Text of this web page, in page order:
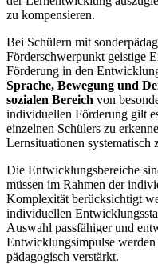
zu kompensieren.
Bei Schülern mit
Förderschwerpunkt geistige
Förderung in den
Sprache, Bewegung und
sozialen Bereich von
individuellen Förderung gilt
einzelnen Schülers zu
Lernsituationen systematisch
Die Entwicklungsbereiche
müssen im Rahmen der
Komplexität berücksichtigt
individuellen
Auswahl passfähiger und
Entwicklungsimpulse
pädagogisch verstärkt.